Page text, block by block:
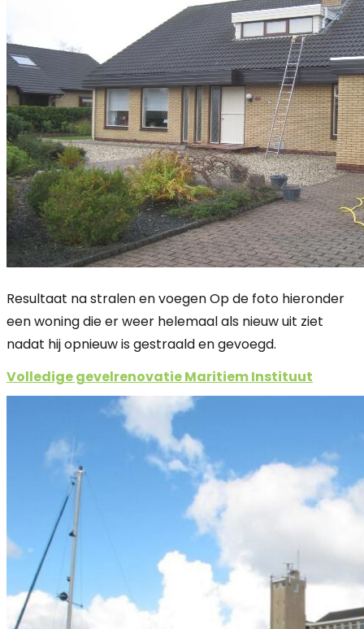
Resultaat na stralen en voegen Op de foto hieronder
een woning die er weer helemaal als nieuw uit ziet
nadat hij opnieuw is gestraald en gevoegd.
Volledige gevelrenovatie Maritiem Instituut